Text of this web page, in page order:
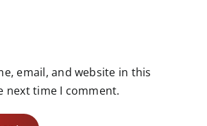
email, and website in this
next time I comment.